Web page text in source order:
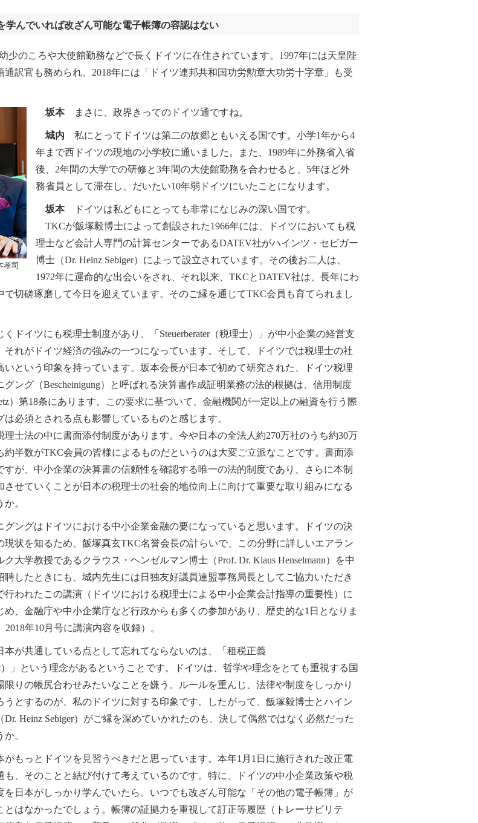
学んでいれば改ざん可能な電子帳簿の容認はない
のころや大使館勤務などで長くドイツに在住されています。1997年には天皇陛
通訳官も務められ、2018年には「ドイツ連邦共和国功労勲章大功労十字章」も受
司
坂本まさに、政界きってのドイツ通ですね。
城内 私にとってドイツは第二の故郷ともいえる国です。小学1年から4
年まで西ドイツの現地の小学校に通いました。また、1989年に外務省入省
後、2年間の大学での研修と3年間の大使館勤務を合わせると、5年ほど外
務省員として滞在し、だいたい10年弱ドイツにいたことになります。
坂本ドイツは私どもにとっても非常になじみの深い国です。
TKCが飯塚毅博士によって創設された1966年には、ドイツにおいても税
理士など会計人専門の計算センターであるDATEV社がハインツ・セビガー
博士（Dr. Heinz Sebiger）によって設立されています。その後お二人は、
1972年に運命的な出会いをされ、それ以来、TKCとDATEV社は、長年にわ
で切磋琢磨して今日を迎えています。そのご縁を通じてTKC会員も育てられまし
ドイツにも税理士制度があり、「Steuerberater（税理士）」が中小企業の経営支
それがドイツ経済の強みの一つになっています。そして、ドイツでは税理士の社
いという印象を持っています。坂本会長が日本で初めて研究された、ドイツ税理
ング（Bescheinigung）と呼ばれる決算書作成証明業務の法的根拠は、信用制度
）第18条にあります。この要求に基づいて、金融機関が一定以上の融資を行う際
は必須とされる点も影響しているものと感じます。
士法の中に書面添付制度があります。今や日本の全法人約270万社のうち約30万
約半数がTKC会員の皆様によるものだというのは大変ご立派なことです。書面添
すが、中小企業の決算書の信頼性を確認する唯一の法的制度であり、さらに本制
させていくことが日本の税理士の社会的地位向上に向けて重要な取り組みになる
。
ングはドイツにおける中小企業金融の要になっていると思います。ドイツの決
現状を知るため、飯塚真玄TKC名誉会長の計らいで、この分野に詳しいエアラン
大学教授であるクラウス・ヘンゼルマン博士（Prof. Dr. Klaus Henselmann）を中
聘したときにも、城内先生には日独友好議員連盟事務局長としてご協力いただき
行われたこの講演（ドイツにおける税理士による中小企業会計指導の重要性）に
め、金融庁や中小企業庁など行政からも多くの参加があり、歴史的な1日となりま
年10月号に講演内容を収録）。
が共通している点として忘れてならないのは、「租税正義
）」という理念があるということです。ドイツは、哲学や理念をとても重視する国
限りの帳尻合わせみたいなことを嫌う。ルールを重んじ、法律や制度をしっかり
うとするのが、私のドイツに対する印象です。したがって、飯塚毅博士とハイン
Dr. Heinz Sebiger）がご縁を深めていかれたのも、決して偶然ではなく必然だった
。
もっとドイツを見習うべきだと思っています。本年1月1日に施行された改正電
も、そのことと結び付けて考えているのです。特に、ドイツの中小企業政策や税
を日本がしっかり学んでいたら、いつでも改ざん可能な「その他の電子帳簿」が
とはなかったでしょう。帳簿の証拠力を重視して訂正等履歴（トレーサビリテ